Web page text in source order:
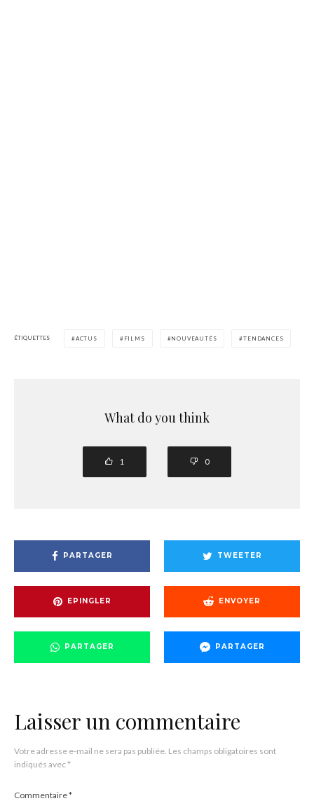
ÉTIQUETTES ACTUS FILMS NOUVEAUTÉS TENDANCES
What do you think
1 0
PARTAGER TWEETER
EPINGLER ENVOYER
PARTAGER PARTAGER
Laisser un commentaire
Votre adresse e-mail ne sera pas publiée. Les champs obligatoires sont
indiqués avec*
Commentaire*